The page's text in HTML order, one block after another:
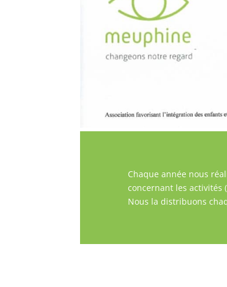
Chaque année nous
concernant les activités
Nous la distribuons